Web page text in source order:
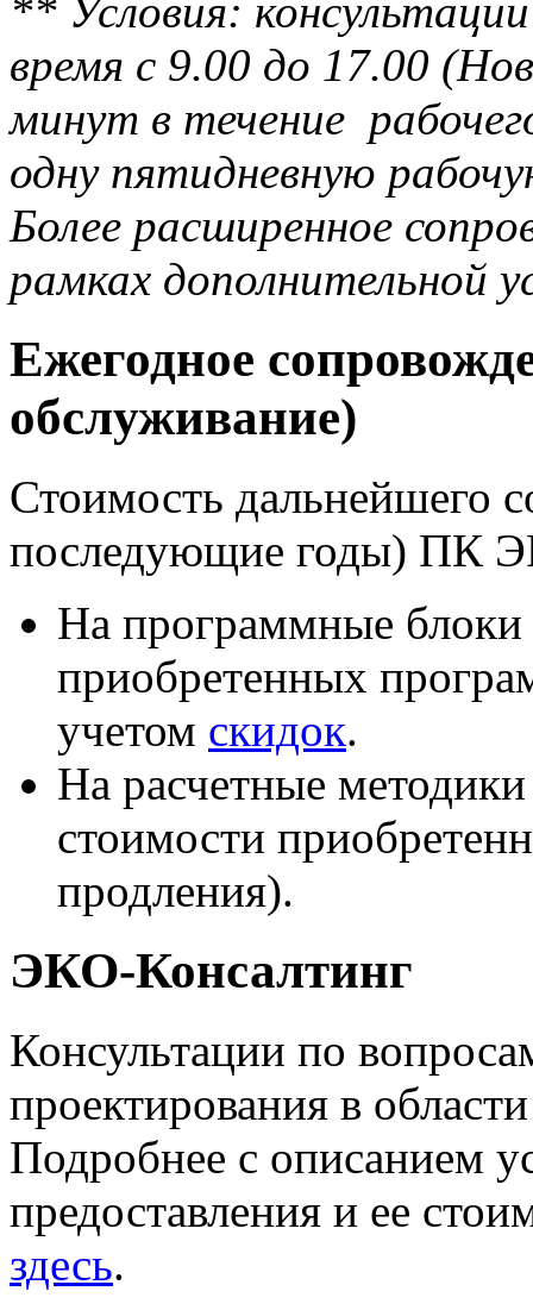
** Условия:
время с 9.00 до 17.00
минут в течение
одну пятидневную
Более расширенное
рамках дополнительной
Ежегодное
обслуживание)
Стоимость дальнейшего
последующие годы) ПК
На программные блоки
приобретенных
учетом скидок.
На расчетные
стоимости
продления).
ЭКО-Консалтинг
Консультации по
проектирования в
Подробнее с описанием
предоставления и ее
здесь.